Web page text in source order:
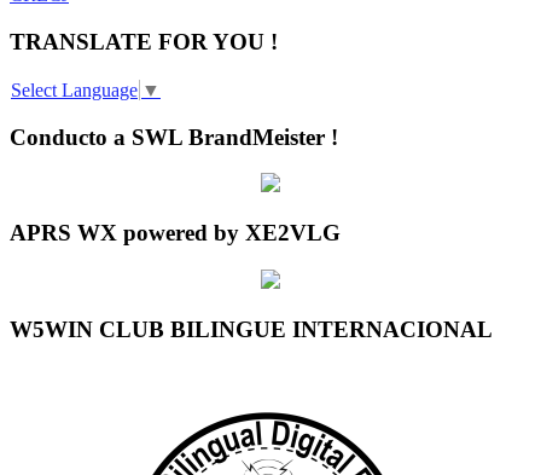
TRANSLATE FOR YOU !
Select Language ▼
Conducto a SWL BrandMeister !
APRS WX powered by XE2VLG
W5WIN CLUB BILINGUE INTERNACIONAL